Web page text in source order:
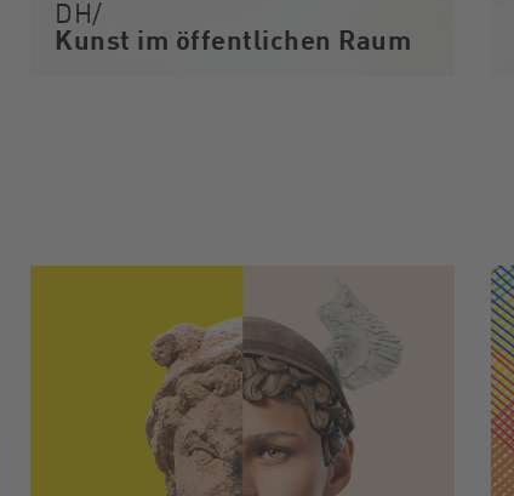
DH/
Kunst im öffentlichen Raum